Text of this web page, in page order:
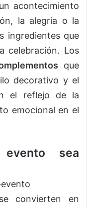
acontecimiento
la alegría o la
ingredientes que
celebración. Los
que
decorativo y el
el reflejo de la
emocional en el
sea
convierten en